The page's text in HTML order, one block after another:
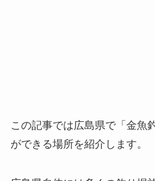
この記事では広島県で「金魚
ができる場所を紹介します。